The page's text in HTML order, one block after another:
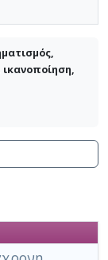
ικανοποίηση,